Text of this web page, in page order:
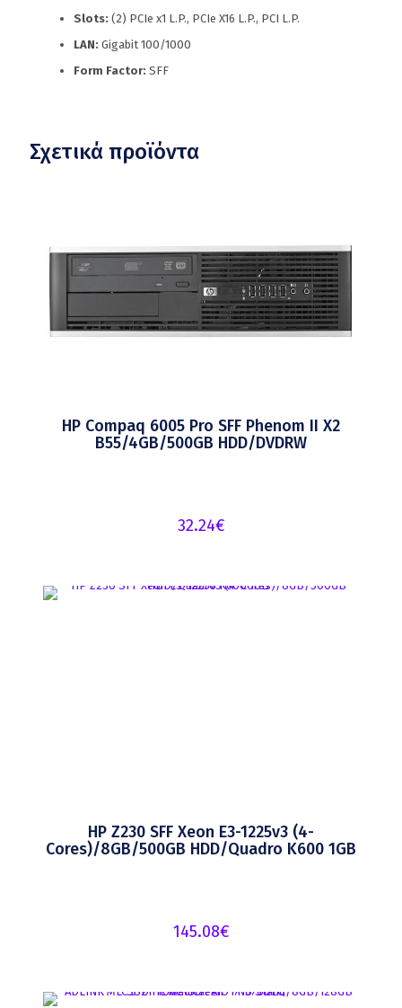
Slots: (2) PCIe x1 L.P., PCIe X16 L.P., PCI L.P.
LAN: Gigabit 100/1000
Form Factor: SFF
Σχετικά προϊόντα
HP Compaq 6005 Pro SFF Phenom II X2
B55/4GB/500GB HDD/DVDRW
32.24€
HP Z230 SFF Xeon E3-1225v3 (4-
Cores)/8GB/500GB HDD/Quadro K600 1GB
145.08€